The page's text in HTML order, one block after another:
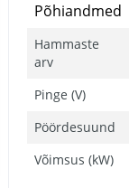
Põhiandmed
Hammaste
arv
Pinge (V)
Pöördesuund
Võimsus (kW)